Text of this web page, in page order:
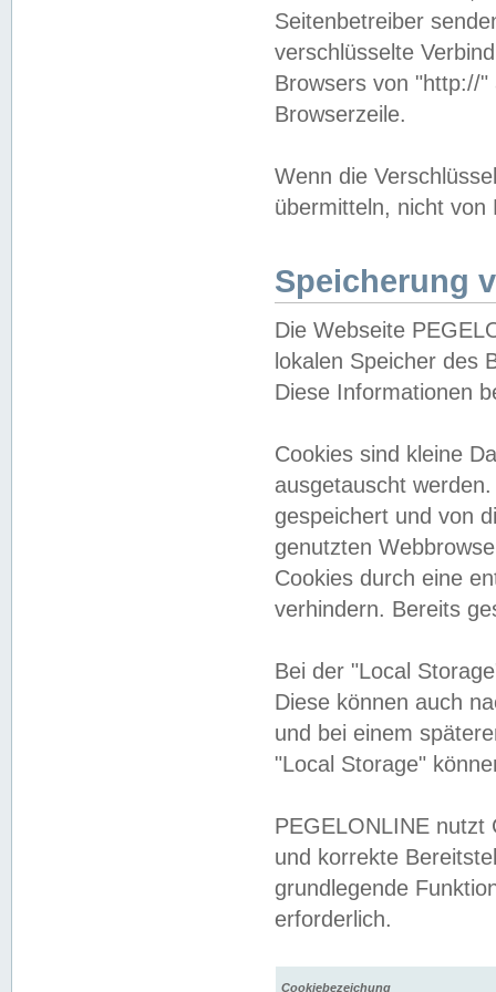
Seitenbetreiber
verschlüsselte
Browsers von "http://
Browserzeile.
Wenn die
übermitteln, nicht von
Speicherung
Die Webseite
lokalen Speicher des
Diese Informationen
Cookies sind kleine
ausgetauscht
gespeichert und von
genutzten
Cookies durch eine
verhindern. Bereits
Bei der "Local
Diese können auch
und bei einem
"Local Storage"
PEGELONLINE nutzt
und korrekte
grundlegende
erforderlich.
Cookiebezeichung